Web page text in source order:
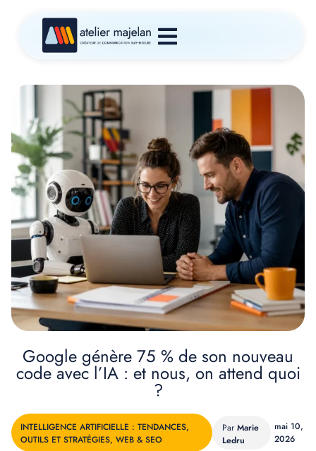
Google génère 75 % de son nouveau
code avec l’IA : et nous, on attend quoi
?
INTELLIGENCE ARTIFICIELLE : TENDANCES,
OUTILS ET STRATÉGIES, WEB & SEO
Marie
Ledru
mai 10,
2026